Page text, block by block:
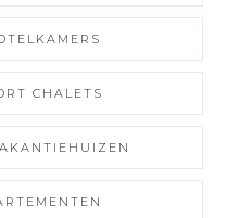
CHALETS